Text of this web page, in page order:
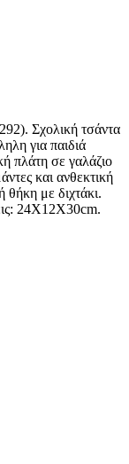
Σχολική τσάντα
για παιδιά
πλάτη σε γαλάζιο
και ανθεκτική
με διχτάκι.
24X12X30cm.